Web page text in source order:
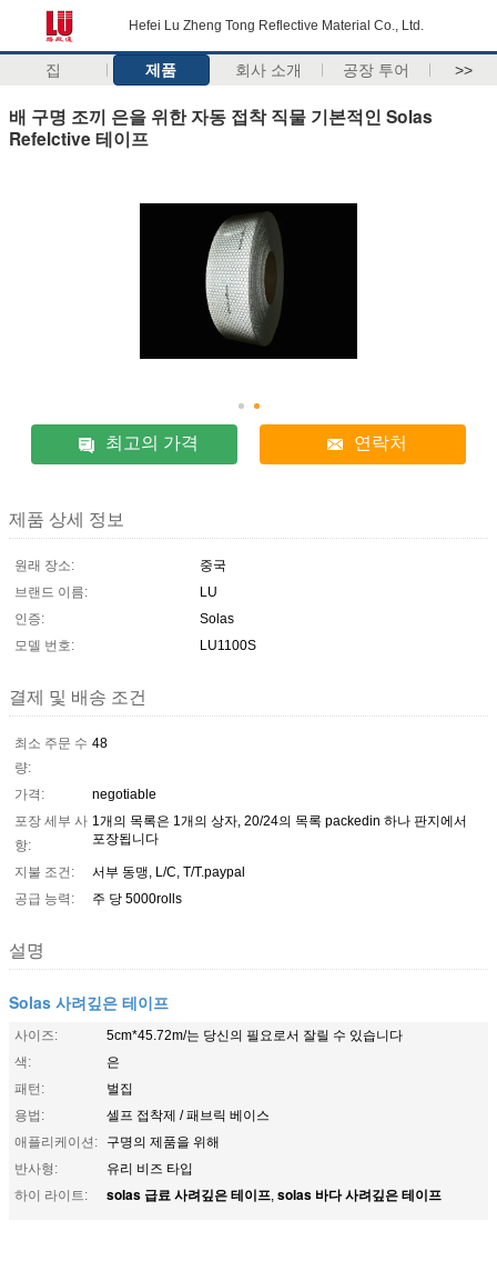
Hefei Lu Zheng Tong Reflective Material Co., Ltd.
집 제품 회사 소개 공장 투어 >>
배 구명 조끼 은을 위한 자동 접착 직물 기본적인 Solas
Refelctive 테이프
최고의 가격 연락처
제품 상세 정보
원래 장소:
중국
브랜드 이름:
LU
인증:
Solas
모델 번호:
LU1100S
결제 및 배송 조건
최소 주문 수
량:
48
가격:
negotiable
포장 세부 사
항:
1개의 목록은 1개의 상자, 20/24의 목록 packedin 하나 판지에서
포장됩니다
지불 조건:
서부 동맹, L/C, T/T.paypal
공급 능력:
주 당 5000rolls
설명
Solas 사려깊은 테이프
사이즈:
5cm*45.72m/는 당신의 필요로서 잘릴 수 있습니다
색:
은
패턴:
벌집
용법:
셀프 접착제 / 패브릭 베이스
애플리케이션:
구명의 제품을 위해
반사형:
유리 비즈 타입
하이 라이트:
solas 급료 사려깊은 테이프, solas 바다 사려깊은 테이프